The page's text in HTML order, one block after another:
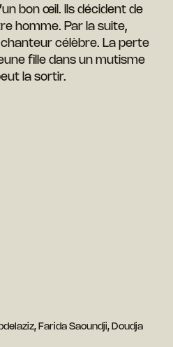
bon œil. Ils décident de
homme. Par la suite,
célèbre. La perte
fille dans un mutisme
la sortir.
Farida Saoundji, Doudja